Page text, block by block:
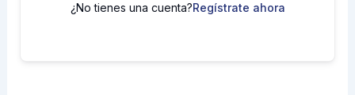
¿No tienes una cuenta?Regístrate ahora